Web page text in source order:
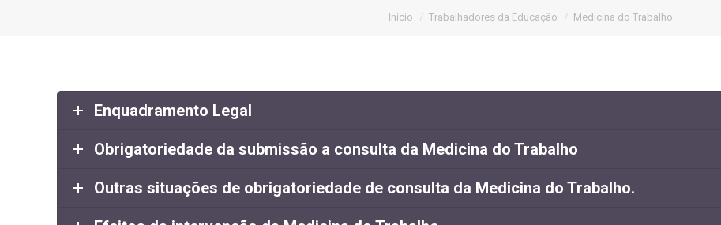
Você está aqui:
Início Trabalhadores da Educação Medicina do Trabalho
Enquadramento Legal
Obrigatoriedade da submissão a consulta da Medicina do Trabalho
Outras situações de obrigatoriedade de consulta da Medicina do Trabalho.